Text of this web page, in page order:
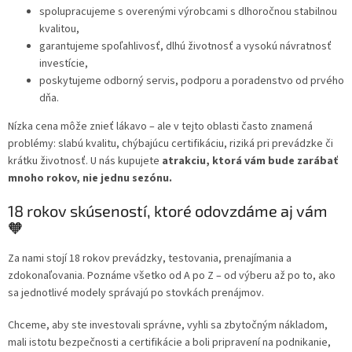
spolupracujeme s overenými výrobcami s dlhoročnou stabilnou
kvalitou,
garantujeme spoľahlivosť, dlhú životnosť a vysokú návratnosť
investície,
poskytujeme odborný servis, podporu a poradenstvo od prvého
dňa.
Nízka cena môže znieť lákavo – ale v tejto oblasti často znamená
problémy: slabú kvalitu, chýbajúcu certifikáciu, riziká pri prevádzke či
krátku životnosť. U nás kupujete atrakciu, ktorá vám bude zarábať
mnoho rokov, nie jednu sezónu.
18 rokov skúseností, ktoré odovzdáme aj vám
🧡
Za nami stojí 18 rokov prevádzky, testovania, prenajímania a
zdokonaľovania. Poznáme všetko od A po Z – od výberu až po to, ako
sa jednotlivé modely správajú po stovkách prenájmov.
Chceme, aby ste investovali správne, vyhli sa zbytočným nákladom,
mali istotu bezpečnosti a certifikácie a boli pripravení na podnikanie,